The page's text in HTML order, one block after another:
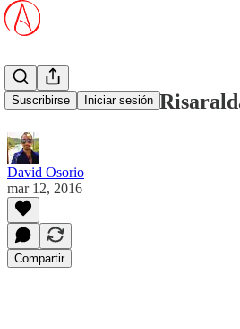
Suscribirse Iniciar sesión
Gobernación de
David Osorio
mar 12, 2016
Compartir